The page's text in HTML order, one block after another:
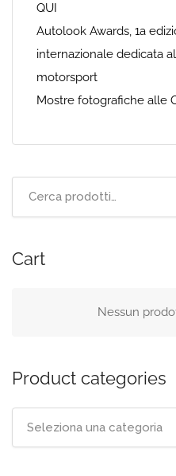
QUI
Autolook Awards, 1a
internazionale dedicata
motorsport
Mostre fotografiche alle
Cart
Nessun
Product categories
Seleziona una categoria